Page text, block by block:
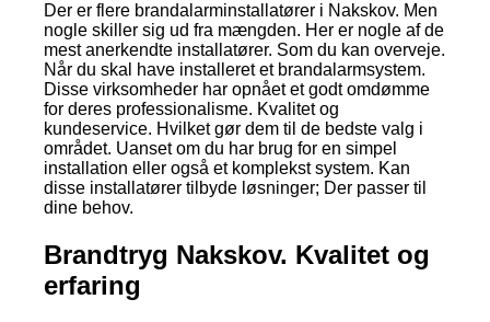
Der er flere brandalarminstallatører i Nakskov. Men
nogle skiller sig ud fra mængden. Her er nogle af de
mest anerkendte installatører. Som du kan overveje.
Når du skal have installeret et brandalarmsystem.
Disse virksomheder har opnået et godt omdømme
for deres professionalisme. Kvalitet og
kundeservice. Hvilket gør dem til de bedste valg i
området. Uanset om du har brug for en simpel
installation eller også et komplekst system. Kan
disse installatører tilbyde løsninger; Der passer til
dine behov.
Brandtryg Nakskov. Kvalitet og
erfaring